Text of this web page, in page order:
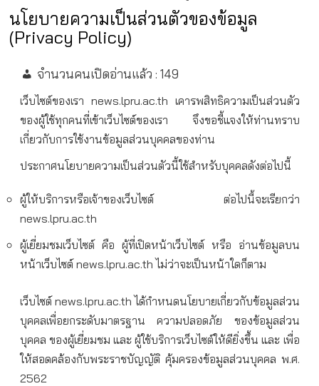
นโยบายความเป็นส่วนตัวของข้อมูล
(Privacy Policy)
จำนวนคนเปิดอ่านแล้ว : 149
เว็บไซต์ของเรา news.lpru.ac.th เคารพสิทธิความเป็นส่วนตัว
ของผู้ใช้ทุกคนที่เข้าเว็บไซต์ของเรา จึงขอชี้แจงให้ท่านทราบ
เกี่ยวกับการใช้งานข้อมูลส่วนบุคคลของท่าน
ประกาศนโยบายความเป็นส่วนตัวนี้ใช้สำหรับบุคคลดังต่อไปนี้
ผู้ให้บริการหรือเจ้าของเว็บไซต์ ต่อไปนี้จะเรียกว่า
news.lpru.ac.th
ผู้เยี่ยมชมเว็บไซต์ คือ ผู้ที่เปิดหน้าเว็บไซต์ หรือ อ่านข้อมูลบน
หน้าเว็บไซต์ news.lpru.ac.th ไม่ว่าจะเป็นหน้าใดก็ตาม
เว็บไซต์ news.lpru.ac.th ได้กำหนดนโยบายเกี่ยวกับข้อมูลส่วน
บุคคลเพื่อยกระดับมาตรฐาน ความปลอดภัย ของข้อมูลส่วน
บุคคล ของผู้เยี่ยมชม และ ผู้ใช้บริการเว็บไซต์ให้ดียิ่งขึ้น และ เพื่อ
ให้สอดคล้องกับพระราชบัญญัติ คุ้มครองข้อมูลส่วนบุคคล พ.ศ.
2562